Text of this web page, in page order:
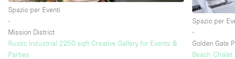
Spazio per Eventi
∙
Mission District
Rustic Industrial 2250 sqft Creative Gallery for Events &
Parties
Spazio per
∙
Golden Gate
Beach Chalet